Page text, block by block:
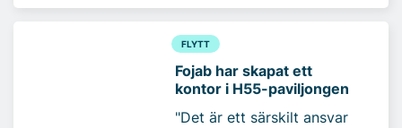
FLYTT
Fojab har skapat ett
kontor i H55-paviljongen
"Det är ett särskilt ansvar